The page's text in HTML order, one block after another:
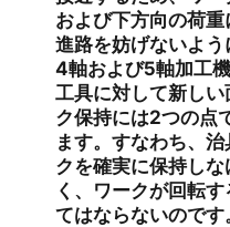
および下方向の荷
進路を妨げないよう
4軸および5軸加工
工具に対して新し
ク保持には2つの点
ます。すなわち、
クを確実に保持し
く、ワークが回転
てはならないのです